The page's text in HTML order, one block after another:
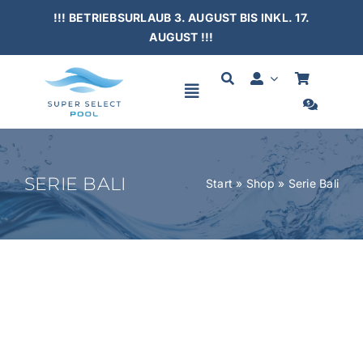
content
!!! BETRIEBSURLAUB 3. AUGUST BIS INKL. 17.
AUGUST !!!
Toggle
HOME
SCHWIMMBÄDER
SERIE BALI Start» Shop» Serie Bali